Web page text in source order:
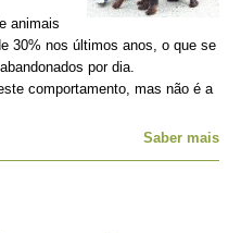
animais
30% nos últimos anos, o que se
por dia.
comportamento, mas não é a
Saber mais